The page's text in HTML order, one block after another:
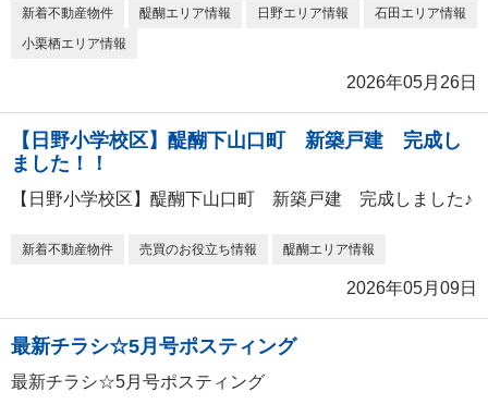
新着不動産物件 醍醐エリア情報 日野エリア情報
石田エリア情報
小栗栖エリア情報
2026年05月26日
【日野小学校区】醍醐下山口町 新築戸建 完成し
ました！！
【日野小学校区】醍醐下山口町 新築戸建 完成しました♪
新着不動産物件 売買のお役立ち情報 醍醐エリア情報
2026年05月09日
最新チラシ☆5月号ポスティング
最新チラシ☆5月号ポスティング